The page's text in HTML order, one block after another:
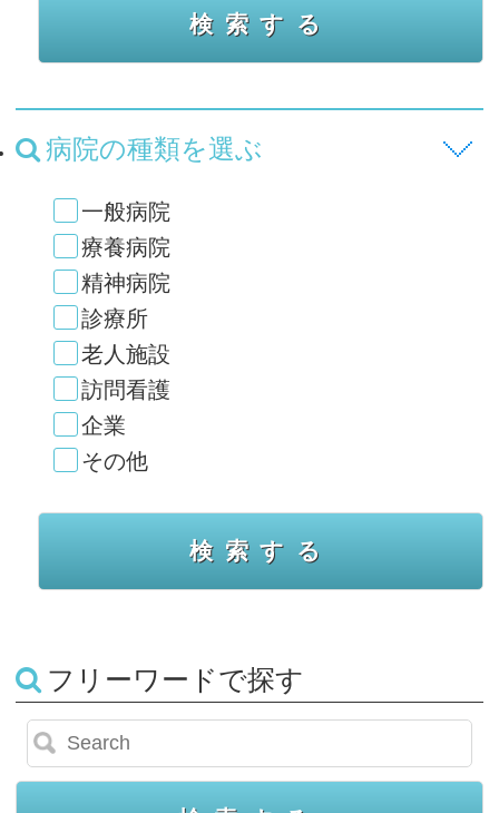
病院の種類を選ぶ
一般病院
療養病院
精神病院
診療所
老人施設
訪問看護
企業
その他
フリーワードで探す